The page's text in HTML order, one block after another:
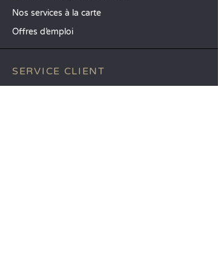
Nos services à la carte
Offres d’emploi
SERVICE CLIENT